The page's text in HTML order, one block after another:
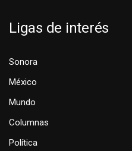
Ligas de interés
Sonora
México
Mundo
Columnas
Política